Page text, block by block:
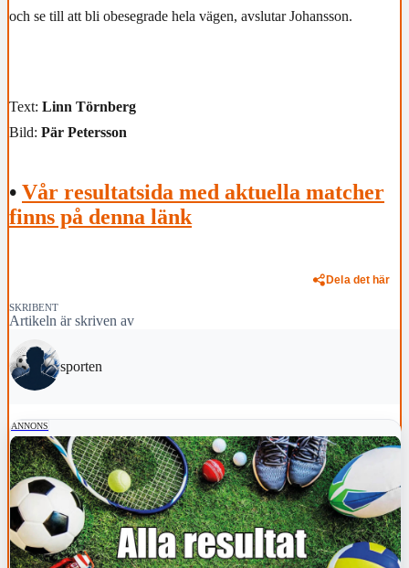
och se till att bli obesegrade hela vägen, avslutar Johansson.
Text: Linn Törnberg
Bild: Pär Petersson
• Vår resultatsida med aktuella matcher
finns på denna länk
Dela det här
SKRIBENT
Artikeln är skriven av
sporten
ANNONS